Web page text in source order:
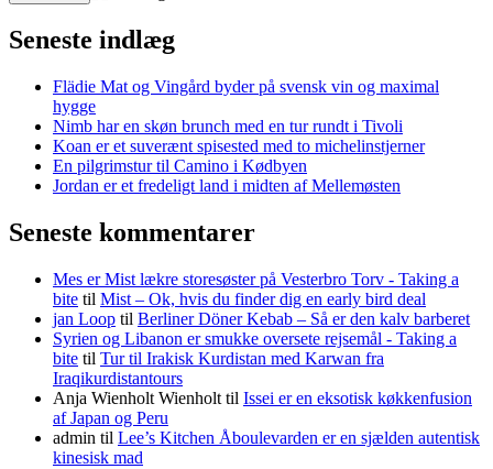
Seneste indlæg
Flädie Mat og Vingård byder på svensk vin og maximal
hygge
Nimb har en skøn brunch med en tur rundt i Tivoli
Koan er et suverænt spisested med to michelinstjerner
En pilgrimstur til Camino i Kødbyen
Jordan er et fredeligt land i midten af Mellemøsten
Seneste kommentarer
Mes er Mist lækre storesøster på Vesterbro Torv - Taking a
bite til Mist – Ok, hvis du finder dig en early bird deal
jan Loop til Berliner Döner Kebab – Så er den kalv barberet
Syrien og Libanon er smukke oversete rejsemål - Taking a
bite til Tur til Irakisk Kurdistan med Karwan fra
Iraqikurdistantours
Anja Wienholt Wienholt til Issei er en eksotisk køkkenfusion
af Japan og Peru
admin til Lee’s Kitchen Åboulevarden er en sjælden autentisk
kinesisk mad